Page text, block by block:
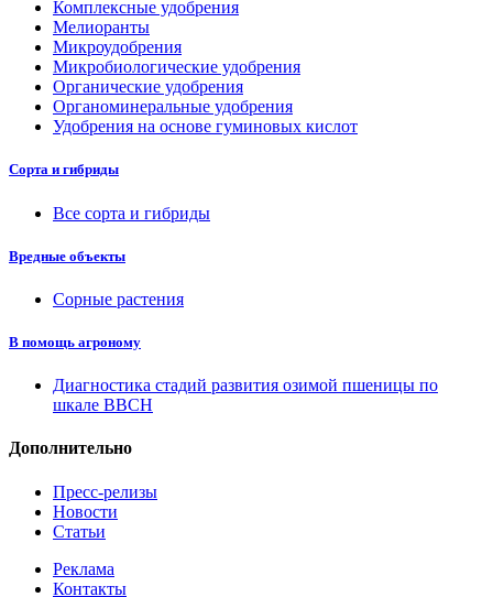
Комплексные удобрения
Мелиоранты
Микроудобрения
Микробиологические удобрения
Органические удобрения
Органоминеральные удобрения
Удобрения на основе гуминовых кислот
Сорта и гибриды
Все сорта и гибриды
Вредные объекты
Сорные растения
В помощь агроному
Диагностика стадий развития озимой пшеницы по
шкале ВВСН
Дополнительно
Пресс-релизы
Новости
Статьи
Реклама
Контакты